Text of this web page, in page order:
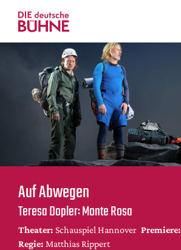
Kritiken
Schauspiel
Musiktheater
Tanz
Crossover
Bühnenwelt
Festivals & Veranstaltungen
Menschen & Theater
Themen
Internationales
Nachrufe
Auf Abwegen
Teresa Dopler: Monte Rosa
Theater: Schauspiel Hannover Premiere:
Regie: Matthias Rippert